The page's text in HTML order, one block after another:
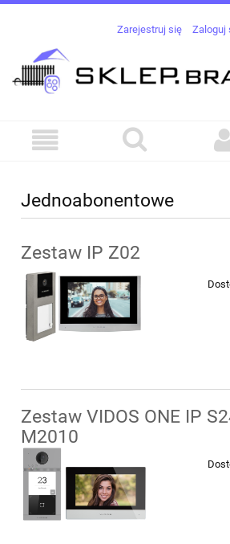
Zarejestruj się Zaloguj
Jednoabonentowe
Zestaw IP Z02
Zestaw VIDOS ONE IP
M2010